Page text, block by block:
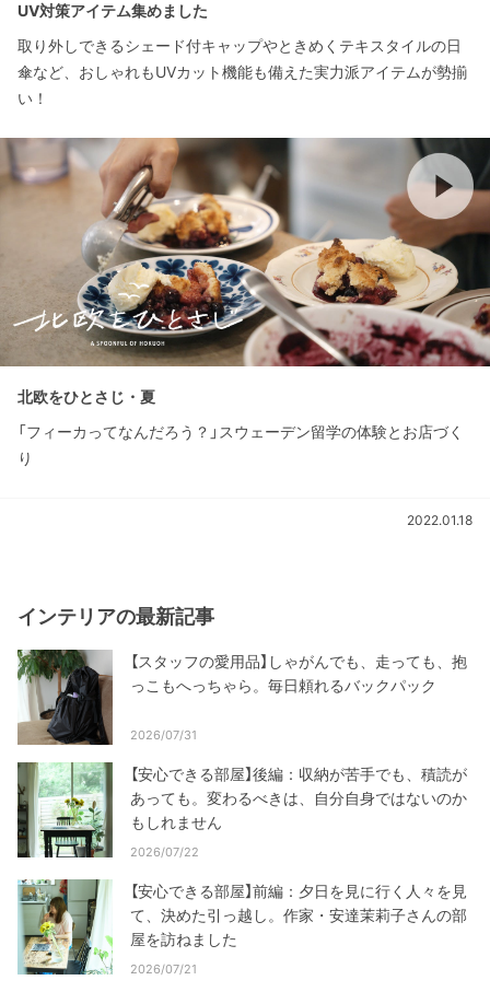
UV対策アイテム集めました
取り外しできるシェード付キャップやときめくテキスタイルの日
傘など、おしゃれもUVカット機能も備えた実力派アイテムが勢揃
い！
北欧をひとさじ・夏
「フィーカってなんだろう？」スウェーデン留学の体験とお店づく
り
2022.01.18
インテリアの最新記事
【スタッフの愛用品】しゃがんでも、走っても、抱
っこもへっちゃら。毎日頼れるバックパック
2026/07/31
【安心できる部屋】後編：収納が苦手でも、積読が
あっても。変わるべきは、自分自身ではないのか
もしれません
2026/07/22
【安心できる部屋】前編：夕日を見に行く人々を見
て、決めた引っ越し。作家・安達茉莉子さんの部
屋を訪ねました
2026/07/21